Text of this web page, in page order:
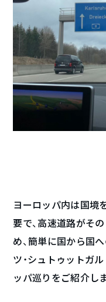
ヨーロッパ内は国境
要で、高速道路がそ
め、簡単に国から国
ツ・シュトゥットガ
ッパ巡りをご紹介し